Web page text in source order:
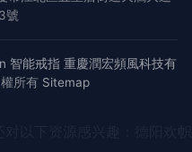
號
智能戒指 重慶潤宏頻風科技有
所有 Sitemap